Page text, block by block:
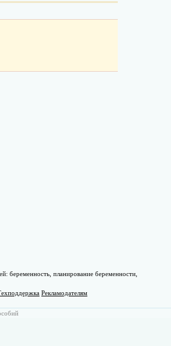
беременность, планирование беременности,
Рекламодателям